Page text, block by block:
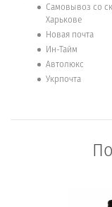
Самовывоз со
Харькове
Новая почта
Ин-Тайм
Автолюкс
Укрпочта